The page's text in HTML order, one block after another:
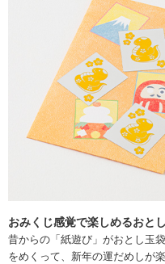
おみくじ感覚で楽しめるおと
昔からの「紙遊び」がおとし玉
をめくって、新年の運だめしが楽